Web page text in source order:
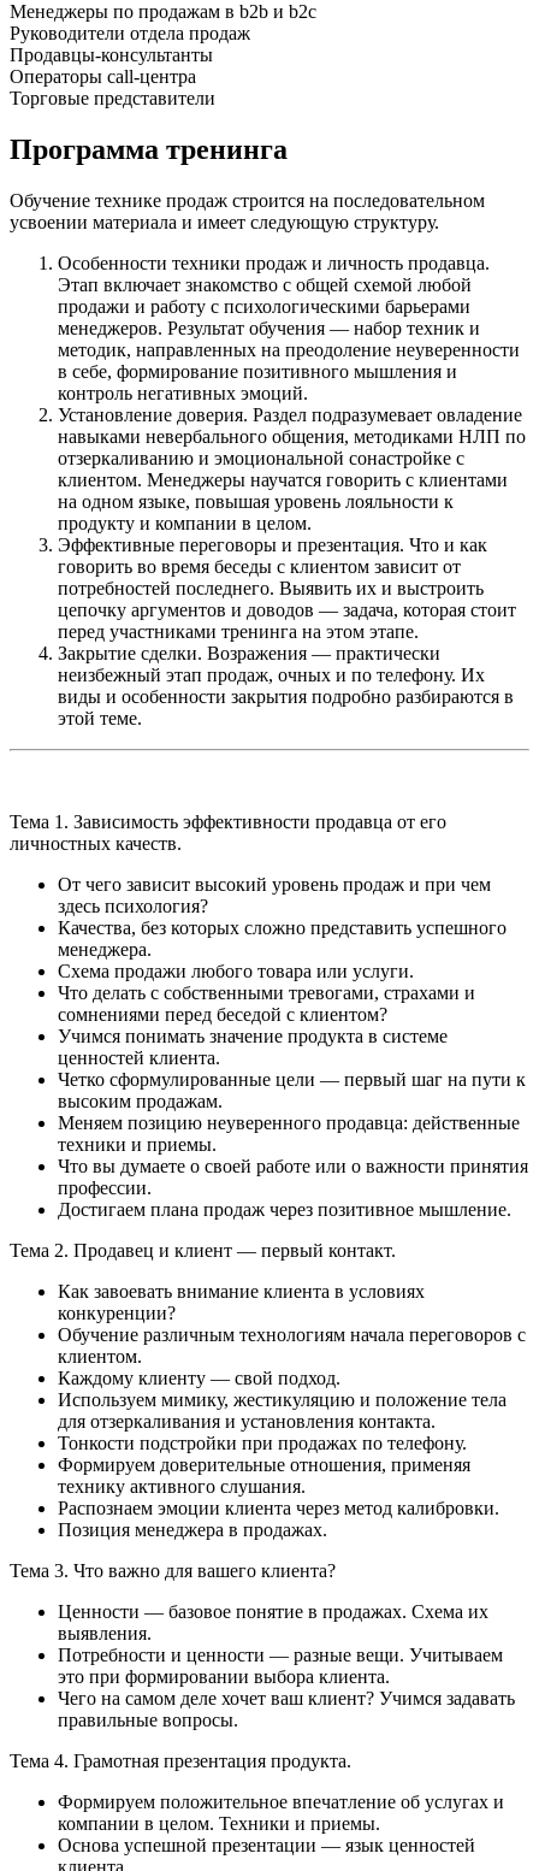
Менеджеры по продажам в b2b и b2c
Руководители отдела продаж
Продавцы-консультанты
Операторы call-центра
Торговые представители
Программа тренинга
Обучение технике продаж строится на последовательном
усвоении материала и имеет следующую структуру.
Особенности техники продаж и личность продавца.
Этап включает знакомство с общей схемой любой
продажи и работу с психологическими барьерами
менеджеров. Результат обучения — набор техник и
методик, направленных на преодоление неуверенности
в себе, формирование позитивного мышления и
контроль негативных эмоций.
Установление доверия. Раздел подразумевает овладение
навыками невербального общения, методиками НЛП по
отзеркаливанию и эмоциональной сонастройке с
клиентом. Менеджеры научатся говорить с клиентами
на одном языке, повышая уровень лояльности к
продукту и компании в целом.
Эффективные переговоры и презентация. Что и как
говорить во время беседы с клиентом зависит от
потребностей последнего. Выявить их и выстроить
цепочку аргументов и доводов — задача, которая стоит
перед участниками тренинга на этом этапе.
Закрытие сделки. Возражения — практически
неизбежный этап продаж, очных и по телефону. Их
виды и особенности закрытия подробно разбираются в
этой теме.
Тема 1. Зависимость эффективности продавца от его
личностных качеств.
От чего зависит высокий уровень продаж и при чем
здесь психология?
Качества, без которых сложно представить успешного
менеджера.
Схема продажи любого товара или услуги.
Что делать с собственными тревогами, страхами и
сомнениями перед беседой с клиентом?
Учимся понимать значение продукта в системе
ценностей клиента.
Четко сформулированные цели — первый шаг на пути к
высоким продажам.
Меняем позицию неуверенного продавца: действенные
техники и приемы.
Что вы думаете о своей работе или о важности принятия
профессии.
Достигаем плана продаж через позитивное мышление.
Тема 2. Продавец и клиент — первый контакт.
Как завоевать внимание клиента в условиях
конкуренции?
Обучение различным технологиям начала переговоров с
клиентом.
Каждому клиенту — свой подход.
Используем мимику, жестикуляцию и положение тела
для отзеркаливания и установления контакта.
Тонкости подстройки при продажах по телефону.
Формируем доверительные отношения, применяя
технику активного слушания.
Распознаем эмоции клиента через метод калибровки.
Позиция менеджера в продажах.
Тема 3. Что важно для вашего клиента?
Ценности — базовое понятие в продажах. Схема их
выявления.
Потребности и ценности — разные вещи. Учитываем
это при формировании выбора клиента.
Чего на самом деле хочет ваш клиент? Учимся задавать
правильные вопросы.
Тема 4. Грамотная презентация продукта.
Формируем положительное впечатление об услугах и
компании в целом. Техники и приемы.
Основа успешной презентации — язык ценностей
клиента.